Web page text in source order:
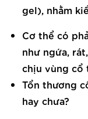
gel), nhằm
Cơ thể có
như ngứa,
chịu vùng cổ
Tổn thương
hay chưa?